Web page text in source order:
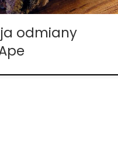
odmiany